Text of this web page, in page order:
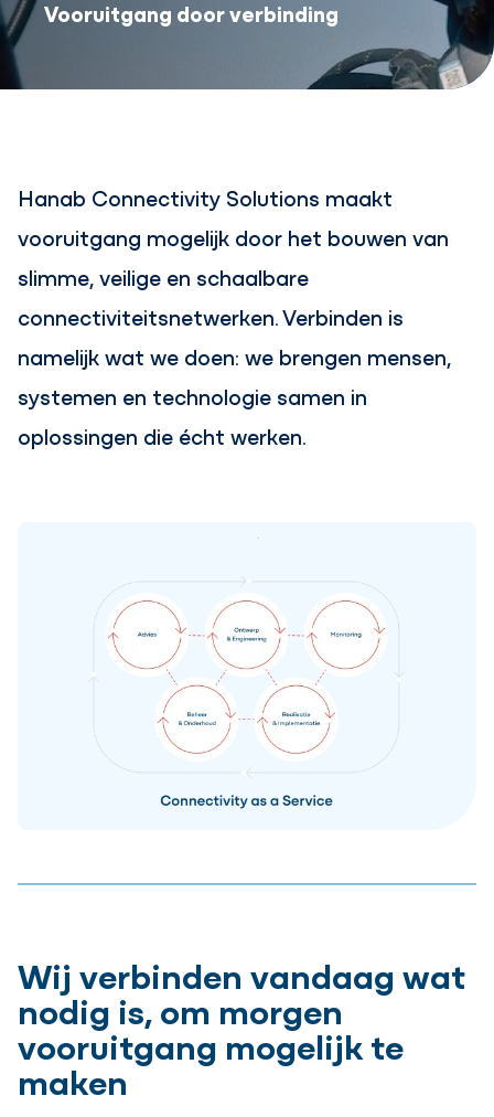
Vooruitgang door verbinding
Hanab Connectivity Solutions maakt
vooruitgang mogelijk door het bouwen van
slimme, veilige en schaalbare
connectiviteitsnetwerken. Verbinden is
namelijk wat we doen: we brengen mensen,
systemen en technologie samen in
oplossingen die écht werken.
Wij verbinden vandaag wat
nodig is, om morgen
vooruitgang mogelijk te
maken